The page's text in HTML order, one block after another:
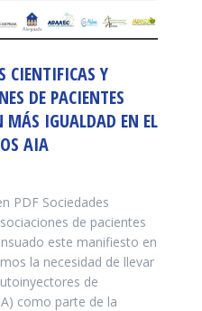
CIENTIFICAS Y
DE PACIENTES
MÁS IGUALDAD EN EL
AIA
PDF Sociedades
de pacientes
este manifiesto en
la necesidad de llevar
de
como parte de la